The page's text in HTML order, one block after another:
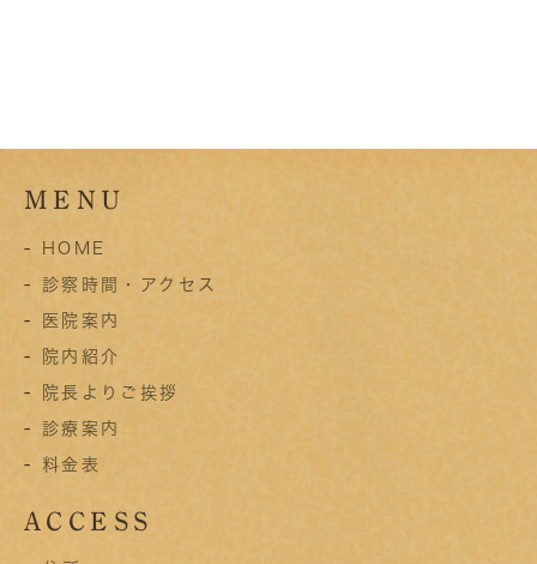
MENU
- HOME
- 診察時間・アクセス
- 医院案内
- 院内紹介
- 院長よりご挨拶
- 診療案内
- 料金表
ACCESS